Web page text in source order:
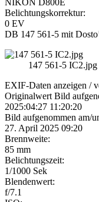
Belichtungskorrektur:
0 EV
DB 147 561-5 mit
147 561-5
EXIF-Daten anzeigen /
Originalwert Bild
2025:04:27 11:20:20
Bild aufgenommen am/
27. April 2025 09:20
Brennweite:
85 mm
Belichtungszeit:
1/1000 Sek
Blendenwert:
f/7.1